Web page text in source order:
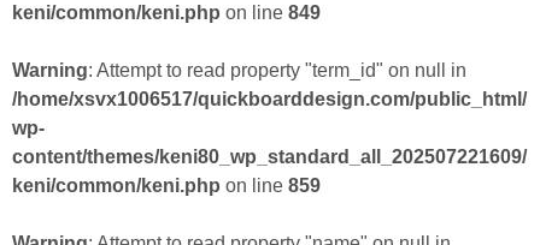
keni/common/keni.php on line 849
Warning: Attempt to read property "term_id" on null in
/home/xsvx1006517/quickboarddesign.com/public_html/
wp-
content/themes/keni80_wp_standard_all_202507221609/
keni/common/keni.php on line 859